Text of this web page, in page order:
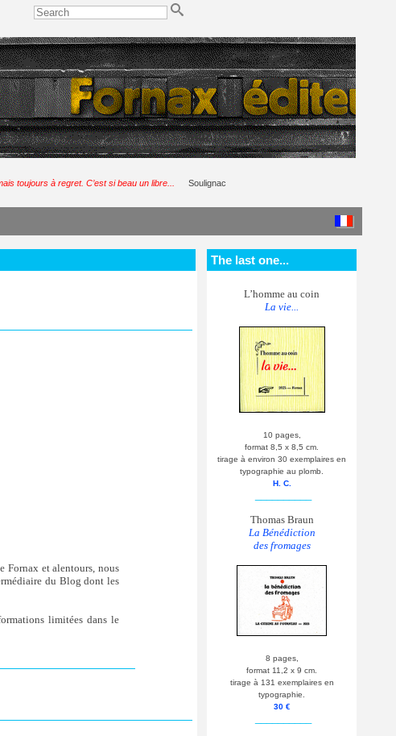
toujours à regret. C’est si beau un libre... Soulignac
Fornax et alentours, nous
du Blog dont les
limitées dans le
The last one...
L’homme au coin
La vie...
10 pages,
format 8,5 x 8,5 cm.
tirage à environ 30 exemplaires en
typographie au plomb.
H. C.
Thomas Braun
La Bénédiction
des fromages
8 pages,
format 11,2 x 9 cm.
tirage à 131 exemplaires en
typographie.
30 €